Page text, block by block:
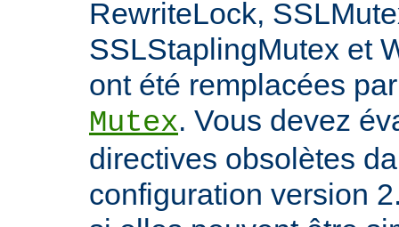
RewriteLock,
SSLStaplingMutex et
ont été remplacées
Mutex. Vous devez
directives obsolètes
configuration version